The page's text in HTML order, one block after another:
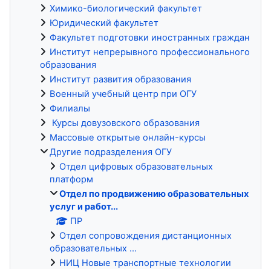
Химико-биологический факультет
Юридический факультет
Факультет подготовки иностранных граждан
Институт непрерывного профессионального
образования
Институт развития образования
Военный учебный центр при ОГУ
Филиалы
Курсы довузовского образования
Массовые открытые онлайн-курсы
Другие подразделения ОГУ
Отдел цифровых образовательных
платформ
Отдел по продвижению образовательных
услуг и работ...
ПР
Отдел сопровождения дистанционных
образовательных ...
НИЦ Новые транспортные технологии